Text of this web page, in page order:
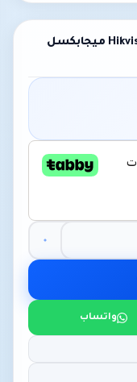
كاميرا Hikvision DS-2CD1183G2-LIU-B40 — 8 ميجابكسل
واتساب